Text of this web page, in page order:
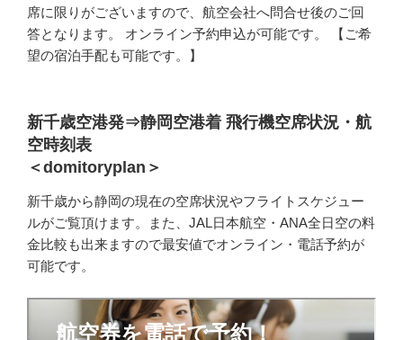
席に限りがございますので、航空会社へ問合せ後のご回
答となります。 オンライン予約申込が可能です。 【ご希
望の宿泊手配も可能です。】
新千歳空港発⇒静岡空港着 飛行機空席状況・航
空時刻表
＜domitoryplan＞
新千歳から静岡の現在の空席状況やフライトスケジュー
ルがご覧頂けます。また、JAL日本航空・ANA全日空の料
金比較も出来ますので最安値でオンライン・電話予約が
可能です。